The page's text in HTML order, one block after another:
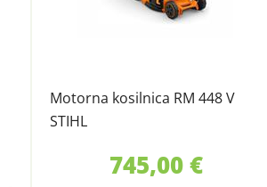
Motorna kosilnica RM 448 V
STIHL
745,00 €